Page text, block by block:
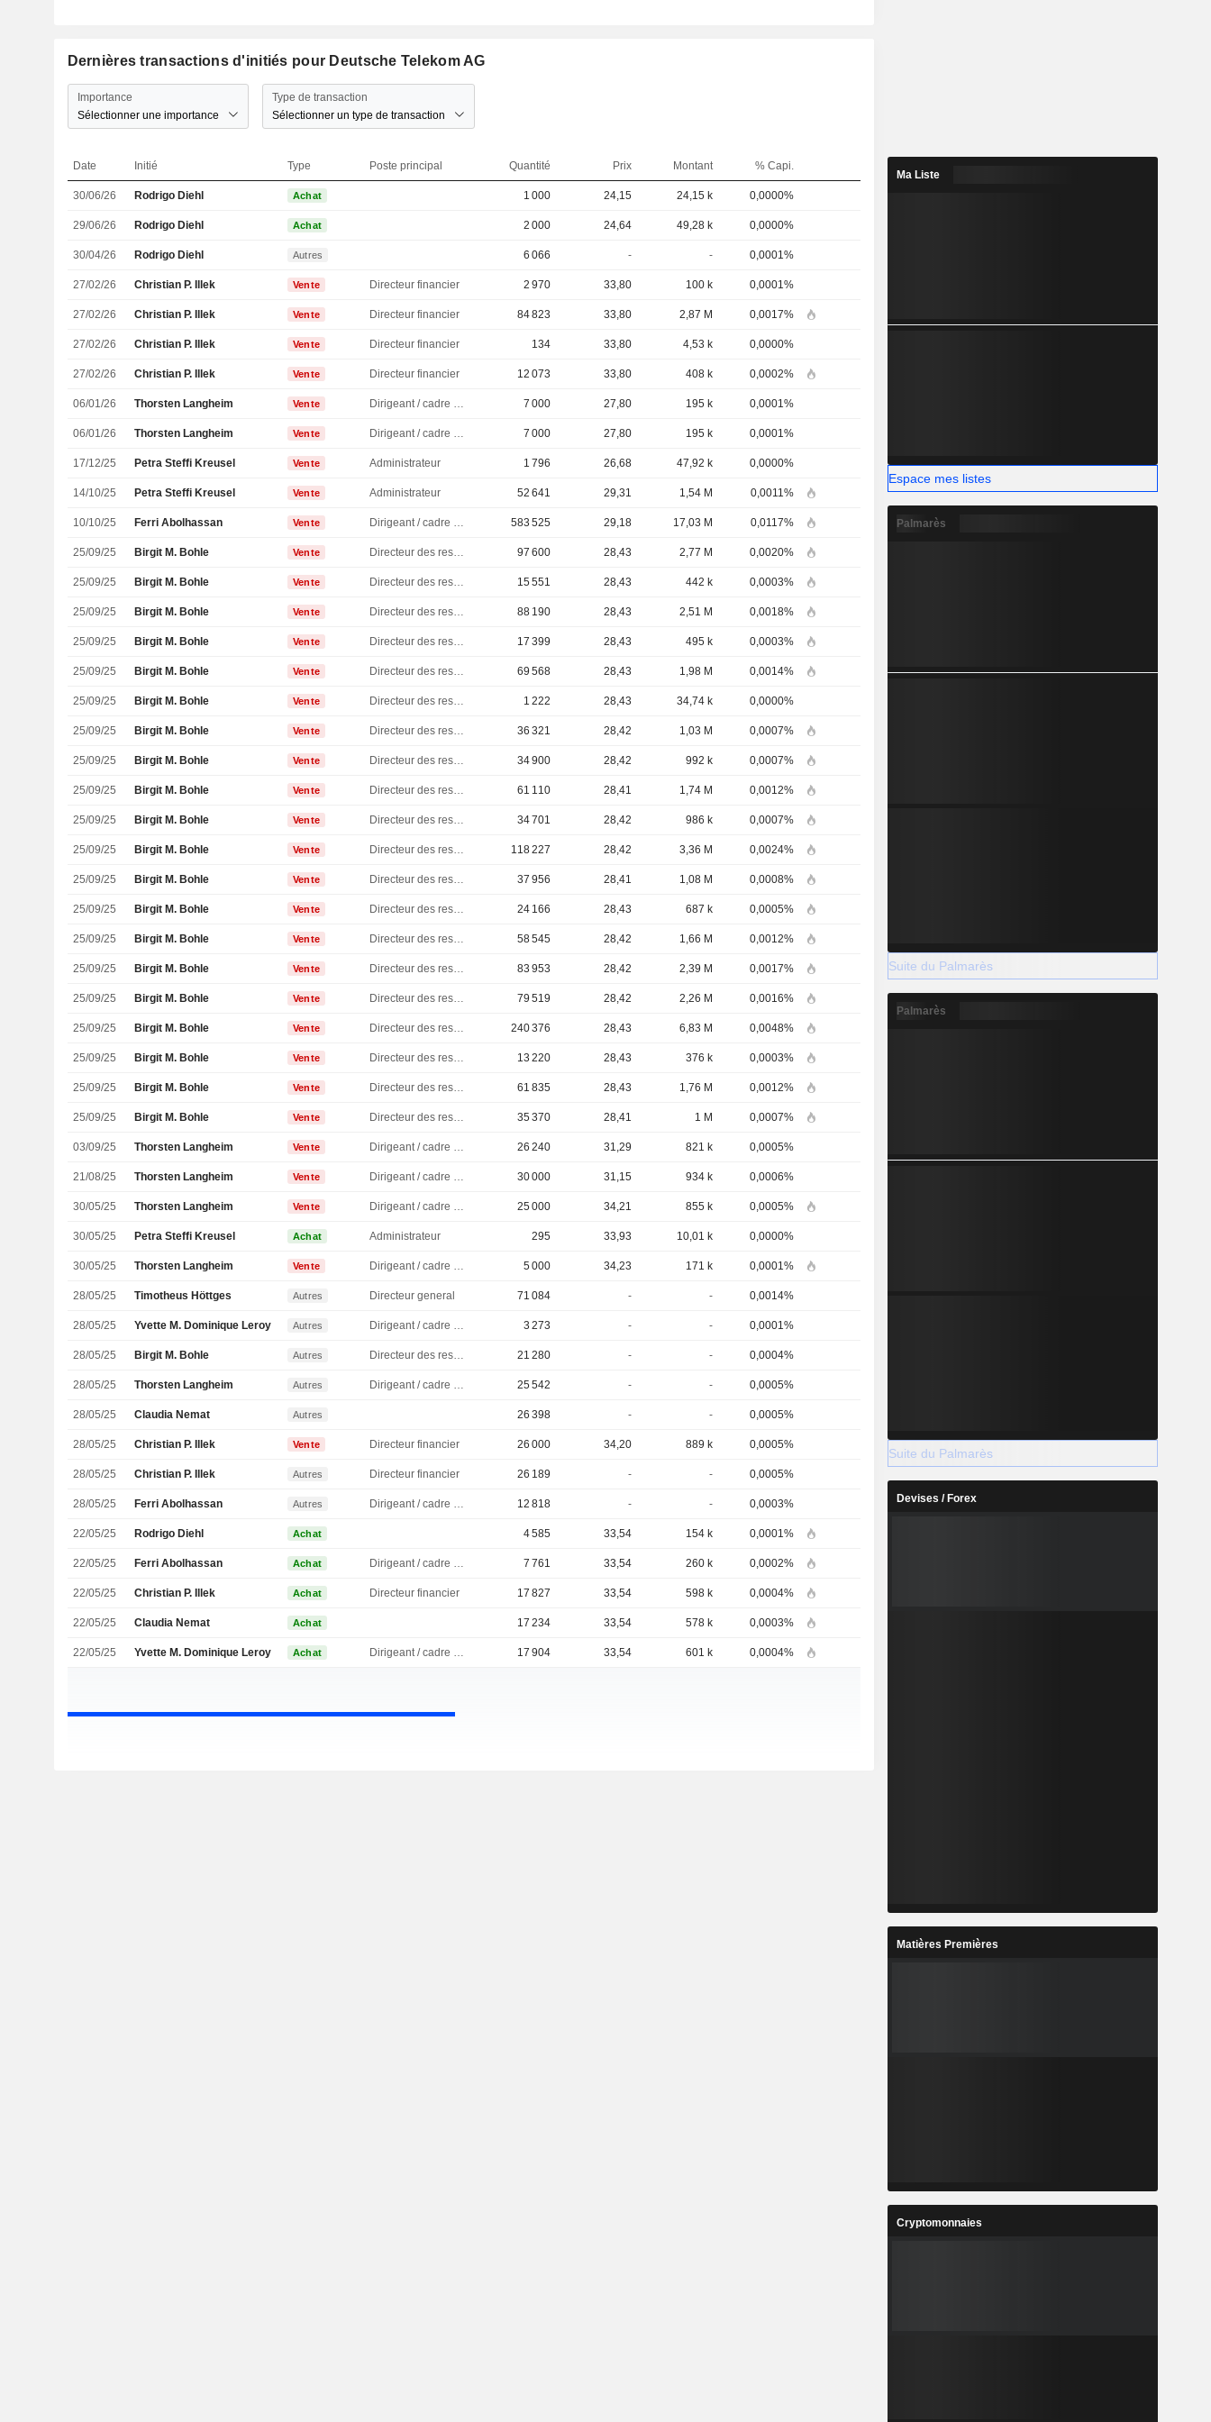
Dernières transactions d'initiés pour Deutsche Telekom AG
Importance
Sélectionner une importance
Type de transaction
Sélectionner un type de transaction
Date Initié Type Poste principal Quantité Prix Montant % Capi.
30/06/26 Rodrigo Diehl Achat 1 000 24,15 24,15 k 0,0000%
29/06/26 Rodrigo Diehl Achat 2 000 24,64 49,28 k 0,0000%
30/04/26 Rodrigo Diehl Autres 6 066 - - 0,0001%
27/02/26 Christian P. Illek Vente Directeur financier 2 970 33,80 100 k 0,0001%
27/02/26 Christian P. Illek Vente Directeur financier 84 823 33,80 2,87 M 0,0017%
27/02/26 Christian P. Illek Vente Directeur financier 134 33,80 4,53 k 0,0000%
27/02/26 Christian P. Illek Vente Directeur financier 12 073 33,80 408 k 0,0002%
06/01/26 Thorsten Langheim Vente Dirigeant / cadre principal 7 000 27,80 195 k 0,0001%
06/01/26 Thorsten Langheim Vente Dirigeant / cadre principal 7 000 27,80 195 k 0,0001%
17/12/25 Petra Steffi Kreusel Vente Administrateur 1 796 26,68 47,92 k 0,0000%
14/10/25 Petra Steffi Kreusel Vente Administrateur 52 641 29,31 1,54 M 0,0011%
10/10/25 Ferri Abolhassan Vente Dirigeant / cadre principal 583 525 29,18 17,03 M 0,0117%
25/09/25 Birgit M. Bohle Vente Directeur des ressources humaines 97 600 28,43 2,77 M 0,0020%
25/09/25 Birgit M. Bohle Vente Directeur des ressources humaines 15 551 28,43 442 k 0,0003%
25/09/25 Birgit M. Bohle Vente Directeur des ressources humaines 88 190 28,43 2,51 M 0,0018%
25/09/25 Birgit M. Bohle Vente Directeur des ressources humaines 17 399 28,43 495 k 0,0003%
25/09/25 Birgit M. Bohle Vente Directeur des ressources humaines 69 568 28,43 1,98 M 0,0014%
25/09/25 Birgit M. Bohle Vente Directeur des ressources humaines 1 222 28,43 34,74 k 0,0000%
25/09/25 Birgit M. Bohle Vente Directeur des ressources humaines 36 321 28,42 1,03 M 0,0007%
25/09/25 Birgit M. Bohle Vente Directeur des ressources humaines 34 900 28,42 992 k 0,0007%
25/09/25 Birgit M. Bohle Vente Directeur des ressources humaines 61 110 28,41 1,74 M 0,0012%
25/09/25 Birgit M. Bohle Vente Directeur des ressources humaines 34 701 28,42 986 k 0,0007%
25/09/25 Birgit M. Bohle Vente Directeur des ressources humaines 118 227 28,42 3,36 M 0,0024%
25/09/25 Birgit M. Bohle Vente Directeur des ressources humaines 37 956 28,41 1,08 M 0,0008%
25/09/25 Birgit M. Bohle Vente Directeur des ressources humaines 24 166 28,43 687 k 0,0005%
25/09/25 Birgit M. Bohle Vente Directeur des ressources humaines 58 545 28,42 1,66 M 0,0012%
25/09/25 Birgit M. Bohle Vente Directeur des ressources humaines 83 953 28,42 2,39 M 0,0017%
25/09/25 Birgit M. Bohle Vente Directeur des ressources humaines 79 519 28,42 2,26 M 0,0016%
25/09/25 Birgit M. Bohle Vente Directeur des ressources humaines 240 376 28,43 6,83 M 0,0048%
25/09/25 Birgit M. Bohle Vente Directeur des ressources humaines 13 220 28,43 376 k 0,0003%
25/09/25 Birgit M. Bohle Vente Directeur des ressources humaines 61 835 28,43 1,76 M 0,0012%
25/09/25 Birgit M. Bohle Vente Directeur des ressources humaines 35 370 28,41 1 M 0,0007%
03/09/25 Thorsten Langheim Vente Dirigeant / cadre principal 26 240 31,29 821 k 0,0005%
21/08/25 Thorsten Langheim Vente Dirigeant / cadre principal 30 000 31,15 934 k 0,0006%
30/05/25 Thorsten Langheim Vente Dirigeant / cadre principal 25 000 34,21 855 k 0,0005%
30/05/25 Petra Steffi Kreusel Achat Administrateur 295 33,93 10,01 k 0,0000%
30/05/25 Thorsten Langheim Vente Dirigeant / cadre principal 5 000 34,23 171 k 0,0001%
28/05/25 Timotheus Höttges Autres Directeur general 71 084 - - 0,0014%
28/05/25 Yvette M. Dominique Leroy Autres Dirigeant / cadre principal 3 273 - - 0,0001%
28/05/25 Birgit M. Bohle Autres Directeur des ressources humaines 21 280 - - 0,0004%
28/05/25 Thorsten Langheim Autres Dirigeant / cadre principal 25 542 - - 0,0005%
28/05/25 Claudia Nemat Autres 26 398 - - 0,0005%
28/05/25 Christian P. Illek Vente Directeur financier 26 000 34,20 889 k 0,0005%
28/05/25 Christian P. Illek Autres Directeur financier 26 189 - - 0,0005%
28/05/25 Ferri Abolhassan Autres Dirigeant / cadre principal 12 818 - - 0,0003%
22/05/25 Rodrigo Diehl Achat 4 585 33,54 154 k 0,0001%
22/05/25 Ferri Abolhassan Achat Dirigeant / cadre principal 7 761 33,54 260 k 0,0002%
22/05/25 Christian P. Illek Achat Directeur financier 17 827 33,54 598 k 0,0004%
22/05/25 Claudia Nemat Achat 17 234 33,54 578 k 0,0003%
22/05/25 Yvette M. Dominique Leroy Achat Dirigeant / cadre principal 17 904 33,54 601 k 0,0004%
Ma Liste
Espace mes listes
Palmarès
Suite du Palmarès
Palmarès
Suite du Palmarès
Devises / Forex
Matières Premières
Cryptomonnaies